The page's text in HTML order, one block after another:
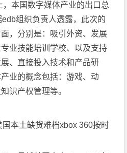
本国数字媒体产业的出口总
组织负责人透露，此次的
，分别是：吸引外资、发展
业技能培训学校、以及支持
、直接投入技术和产品研
业的概念包括：游戏、动
识产权管理等。
本土缺货难档xbox 360按时